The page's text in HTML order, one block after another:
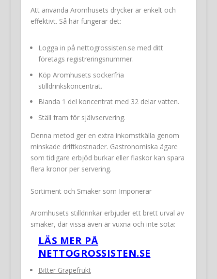
Att använda Aromhusets drycker är enkelt och
effektivt. Så här fungerar det:
Logga in på nettogrossisten.se med ditt
företags registreringsnummer.
Köp Aromhusets sockerfria
stilldrinkskoncentrat.
Blanda 1 del koncentrat med 32 delar vatten.
Ställ fram för självservering.
Denna metod ger en extra inkomstkälla genom
minskade driftkostnader. Gastronomiska ägare
som tidigare erbjöd burkar eller flaskor kan spara
flera kronor per servering.
Sortiment och Smaker som Imponerar
Aromhusets stilldrinkar erbjuder ett brett urval av
smaker, där vissa även är vuxna och inte söta:
LÄS MER PÅ
NETTOGROSSISTEN.SE
Bitter Grapefrukt